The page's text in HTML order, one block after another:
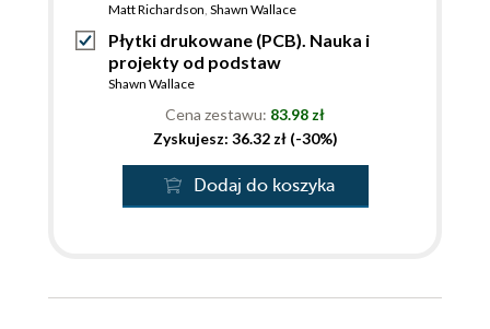
Matt Richardson, Shawn Wallace
Płytki drukowane (PCB). Nauka i
projekty od podstaw
Shawn Wallace
Cena zestawu: 83.98 zł
Zyskujesz: 36.32 zł (-30%)
Dodaj do koszyka